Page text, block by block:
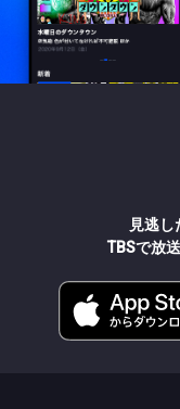
見逃
TBSで放